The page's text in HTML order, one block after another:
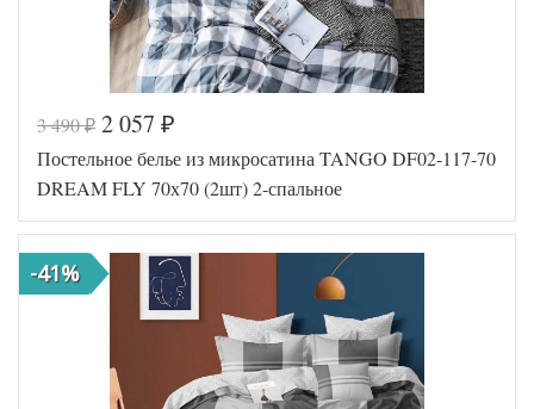
Код товара
Артикул
TT98908
Ткань
Микросатин
пододеяльника
180х210
Размер
простыни
220х245
Размер
70х70 (2шт)
Tango
(Китай)
3 490₽ 2 057 ₽
Постельное белье из микросатина TANGO DF02-117-70
DREAM FLY 70х70 (2шт) 2-спальное
-41%